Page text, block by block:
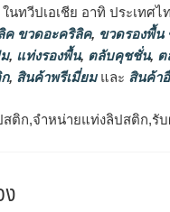
นทวีปเอเชีย อาทิ ประเท
ค ขวดอะคริลิค, ขวดรองพื้น
, แท่งรองพื้น, ตลับคุชชั่น, ต
, สินค้าพรีเมี่ยมและ สินค้า
สติก,จำหน่ายแท่งลิปสติก,รั